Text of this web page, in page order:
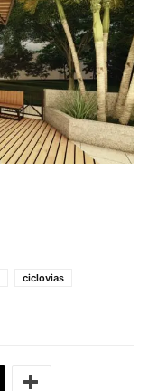
ciclovias